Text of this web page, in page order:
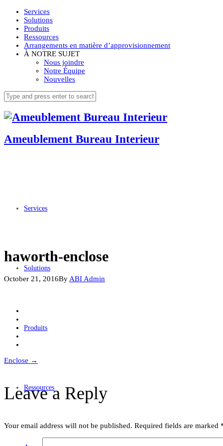
Services
Solutions
Produits
Ressources
Arrangements en matière d’approvisionnement
À NOTRE SUJET
Nous joindre
Notre Équipe
Nouvelles
Ameublement Bureau Interieur
Services
Solutions
Produits
Ressources
haworth-enclose
October 21, 2016By ABI Admin
Post
Enclose →
Leave a Reply
Your email address will not be published. Required fields are marked